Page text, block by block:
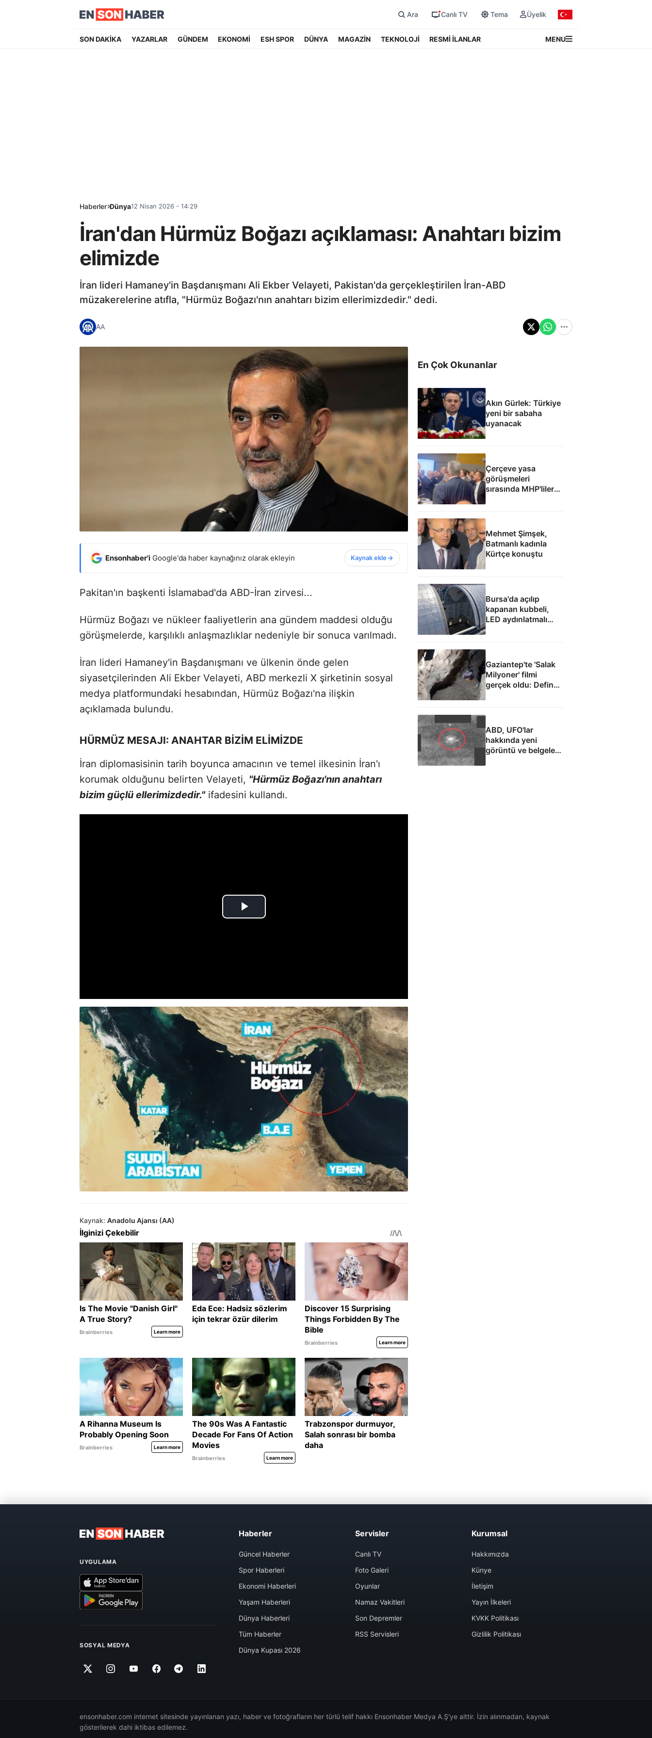
Ara Canlı TV Tema Üyelik
SON DAKİKA YAZARLAR GÜNDEM EKONOMİ ESH SPOR DÜNYA MAGAZİN TEKNOLOJİ RESMİ İLANLAR MENU
Haberler Dünya12 Nisan 2026 - 14:29
İran'dan Hürmüz Boğazı açıklaması: Anahtarı bizim
elimizde
İran lideri Hamaney'in Başdanışmanı Ali Ekber Velayeti, Pakistan'da gerçekleştirilen İran-ABD
müzakerelerine atıfla, "Hürmüz Boğazı'nın anahtarı bizim ellerimizdedir." dedi.
AA
Ensonhaber'i Google'da haber kaynağınız olarak ekleyin Kaynak ekle
Pakitan'ın başkenti İslamabad'da ABD-İran zirvesi...
Hürmüz Boğazı ve nükleer faaliyetlerin ana gündem maddesi olduğu
görüşmelerde, karşılıklı anlaşmazlıklar nedeniyle bir sonuca varılmadı.
İran lideri Hamaney'in Başdanışmanı ve ülkenin önde gelen
siyasetçilerinden Ali Ekber Velayeti, ABD merkezli X şirketinin sosyal
medya platformundaki hesabından, Hürmüz Boğazı'na ilişkin
açıklamada bulundu.
HÜRMÜZ MESAJI: ANAHTAR BİZİM ELİMİZDE
İran diplomasisinin tarih boyunca amacının ve temel ilkesinin İran'ı
korumak olduğunu belirten Velayeti, "Hürmüz Boğazı'nın anahtarı
bizim güçlü ellerimizdedir."ifadesini kullandı.
Kaynak: Anadolu Ajansı (AA)
En Çok Okunanlar
Akın Gürlek: Türkiye
yeni bir sabaha
uyanacak
Çerçeve yasa
görüşmeleri
sırasında MHP'liler
Mehmet Şimşek,
Batmanlı kadınla
Kürtçe konuştu
Bursa'da açılıp
kapanan kubbeli,
LED aydınlatmalı
cami
Gaziantep'te 'Salak
Milyoner' filmi
gerçek oldu: Define
yaptılar
ABD, UFO'lar
hakkında yeni
görüntü ve belgeler
UYGULAMA
SOSYAL MEDYA
Haberler
Güncel Haberler
Spor Haberleri
Ekonomi Haberleri
Yaşam Haberleri
Dünya Haberleri
Tüm Haberler
Dünya Kupası 2026
Servisler
Canlı TV
Foto Galeri
Oyunlar
Namaz Vakitleri
Son Depremler
RSS Servisleri
Kurumsal
Hakkımızda
Künye
İletişim
Yayın İlkeleri
KVKK Politikası
Gizlilik Politikası
ensonhaber.com internet sitesinde yayınlanan yazı, haber ve fotoğrafların her türlü telif hakkı Ensonhaber Medya A.Ş'ye aittir. İzin alınmadan, kaynak
gösterilerek dahi iktibas edilemez.